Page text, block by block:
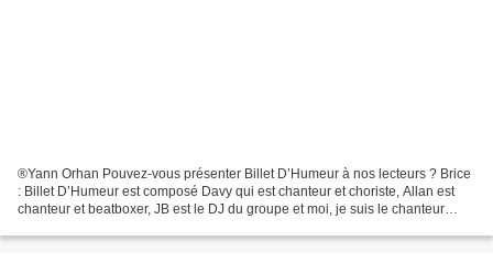
®Yann Orhan Pouvez-vous présenter Billet D’Humeur à nos lecteurs ? Brice
: Billet D’Humeur est composé Davy qui est chanteur et choriste, Allan est
chanteur et beatboxer, JB est le DJ du groupe et moi, je suis le chanteur